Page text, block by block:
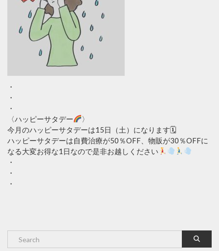
・
・
・
〈ハッピーサタデー
〉
今月のハッピーサタデーは15日（土）になります🗓
ハッピーサタデーは自費治療が50％OFF、物販が30％OFFに
なる大変お得な1日なので是非お越しください
・
・
・